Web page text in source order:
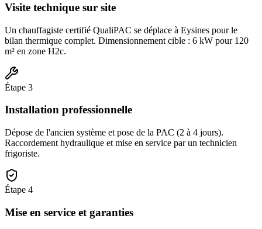
Visite technique sur site
Un chauffagiste certifié QualiPAC se déplace à Eysines pour le
bilan thermique complet. Dimensionnement cible : 6 kW pour 120
m² en zone H2c.
Étape 3
Installation professionnelle
Dépose de l'ancien système et pose de la PAC (2 à 4 jours).
Raccordement hydraulique et mise en service par un technicien
frigoriste.
Étape 4
Mise en service et garanties